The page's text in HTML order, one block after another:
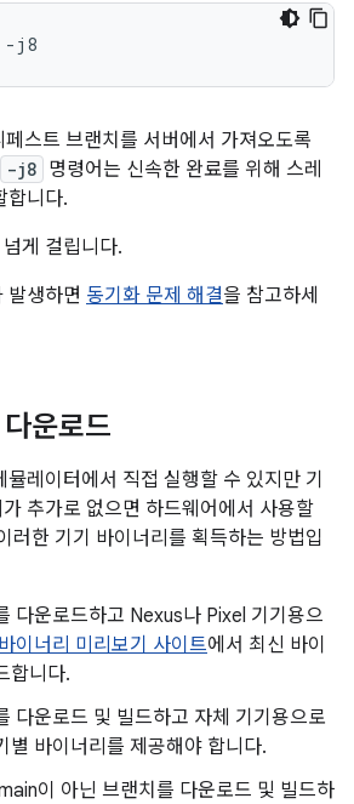
-j8
스트 브랜치를 서버에서 가져오도록
-j8 명령어는 신속한 완료를 위해 스레
합니다.
게 걸립니다.
발생하면 동기화 문제 해결을 참고하세
운로드
레이터에서 직접 실행할 수 있지만 기
추가로 없으면 하드웨어에서 사용할
러한 기기 바이너리를 획득하는 방법입
다운로드하고 Nexus나 Pixel 기기용으
바이너리 미리보기 사이트에서 최신 바이
합니다.
다운로드 및 빌드하고 자체 기기용으로
별 바이너리를 제공해야 합니다.
이 아닌 브랜치를 다운로드 및 빌드하